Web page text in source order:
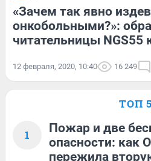
«Зачем так явно
онкобольными?»:
читательницы NGS55
12 февраля, 2020, 10:40 16 249
ТОП 5
1
Пожар и две
опасности: как
пережила